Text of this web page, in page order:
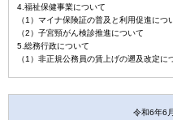
4.福祉保健事業について
（1）マイナ保険証の普及と利用促進につ
（2）子宮頸がん検診推進について
5.総務行政について
（1）非正規公務員の賃上げの遡及改定に
令和6年6